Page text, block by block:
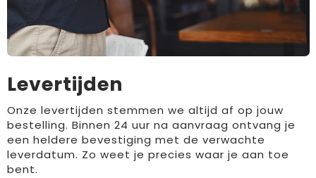
Levertijden
Onze levertijden stemmen we altijd af op jouw
bestelling. Binnen 24 uur na aanvraag ontvang je
een heldere bevestiging met de verwachte
leverdatum. Zo weet je precies waar je aan toe
bent.